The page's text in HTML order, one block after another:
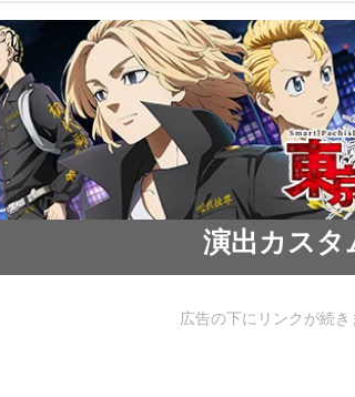
演出カスタ
広告の下にリンクが続き